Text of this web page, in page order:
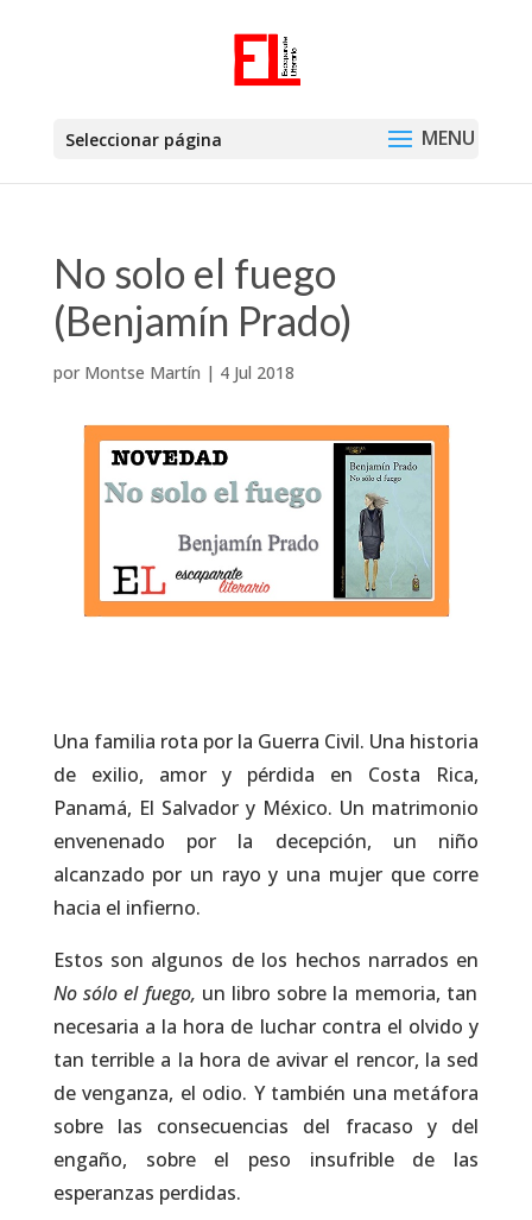
Seleccionar página
No solo el fuego
(Benjamín Prado)
por Montse Martín | 4 Jul 2018
Una familia rota por la Guerra Civil. Una historia
de exilio, amor y pérdida en Costa Rica,
Panamá, El Salvador y México. Un matrimonio
envenenado por la decepción, un niño
alcanzado por un rayo y una mujer que corre
hacia el infierno.
Estos son algunos de los hechos narrados en
No sólo el fuego, un libro sobre la memoria, tan
necesaria a la hora de luchar contra el olvido y
tan terrible a la hora de avivar el rencor, la sed
de venganza, el odio. Y también una metáfora
sobre las consecuencias del fracaso y del
engaño, sobre el peso insufrible de las
esperanzas perdidas.